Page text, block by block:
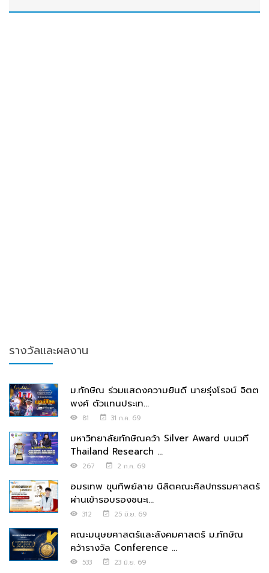
รางวัลและผลงาน
ม.ทักษิณ ร่วมแสดงความยินดี นายรุ่งโรจน์ จิตต
พงศ์ ตัวแทนประเท...
81 31 ก.ค. 69
มหาวิทยาลัยทักษิณคว้า Silver Award บนเวที
Thailand Research ...
267 2 ก.ค. 69
อมรเทพ ขุนทิพย์ลาย นิสิตคณะศิลปกรรมศาสตร์
ผ่านเข้ารอบรองชนะเ...
312 25 มิ.ย. 69
คณะมนุษยศาสตร์และสังคมศาสตร์ ม.ทักษิณ
คว้ารางวัล Conference ...
533 23 มิ.ย. 69